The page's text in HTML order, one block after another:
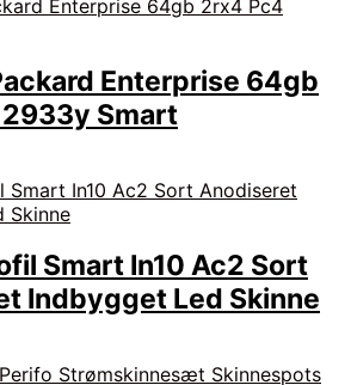
Enterprise 64gb
Smart
Smart In10 Ac2 Sort
Indbygget Led Skinne